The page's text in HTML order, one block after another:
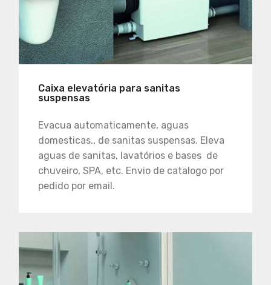
Caixa elevatória para sanitas
suspensas
Evacua automaticamente, aguas
domesticas., de sanitas suspensas. Eleva
aguas de sanitas, lavatórios e bases de
chuveiro, SPA, etc. Envio de catalogo por
pedido por email.